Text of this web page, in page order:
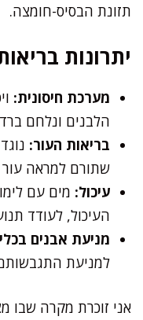
תזונת הבסיס-חומצה.
יתרונות
מערכת חיסונית:
הלבנים ונלחם
בריאות העור:
שתורם למראה עור
עיכול: מים עם
העיכול, לעודד
מניעת אבנים
למניעת
אני זוכרת מקרה שבו